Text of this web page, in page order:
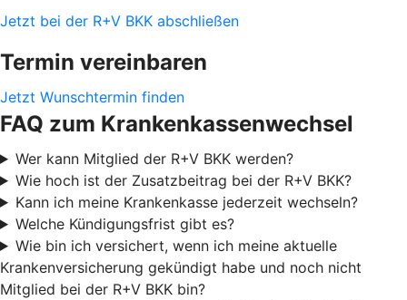
Jetzt bei der R+V BKK abschließen
Termin vereinbaren
Jetzt Wunschtermin finden
FAQ zum Krankenkassenwechsel
Wer kann Mitglied der R+V BKK werden?
Wie hoch ist der Zusatzbeitrag bei der R+V BKK?
Kann ich meine Krankenkasse jederzeit wechseln?
Welche Kündigungsfrist gibt es?
Wie bin ich versichert, wenn ich meine aktuelle
Krankenversicherung gekündigt habe und noch nicht
Mitglied bei der R+V BKK bin?